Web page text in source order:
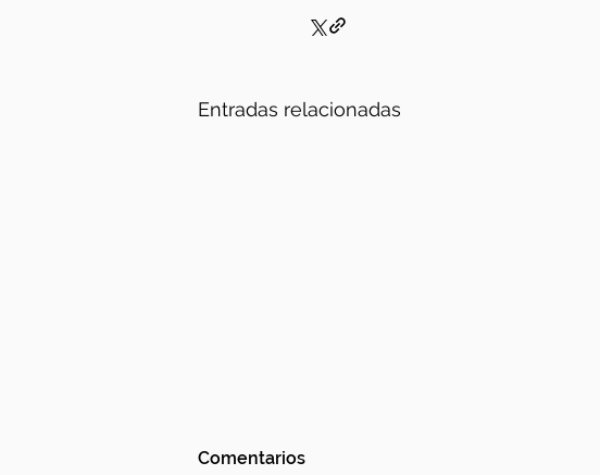
Entradas relacionadas
Comentarios